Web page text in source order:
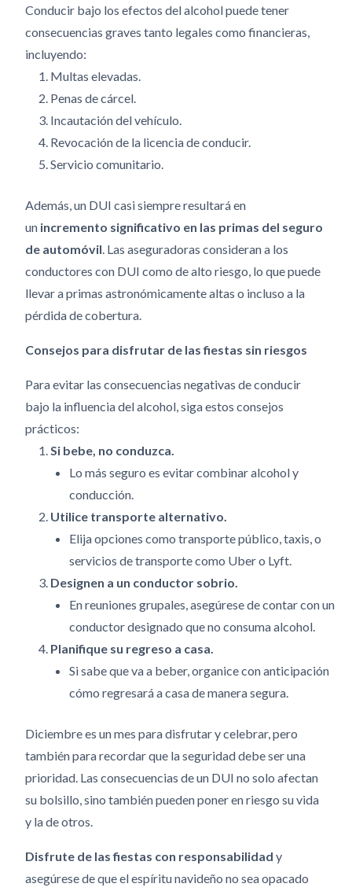
Conducir bajo los efectos del alcohol puede tener
consecuencias graves tanto legales como financieras,
incluyendo:
Multas elevadas.
Penas de cárcel.
Incautación del vehículo.
Revocación de la licencia de conducir.
Servicio comunitario.
Además, un DUI casi siempre resultará en
un incremento significativo en las primas del seguro
de automóvil. Las aseguradoras consideran a los
conductores con DUI como de alto riesgo, lo que puede
llevar a primas astronómicamente altas o incluso a la
pérdida de cobertura.
Consejos para disfrutar de las fiestas sin riesgos
Para evitar las consecuencias negativas de conducir
bajo la influencia del alcohol, siga estos consejos
prácticos:
Si bebe, no conduzca.
Lo más seguro es evitar combinar alcohol y
conducción.
Utilice transporte alternativo.
Elija opciones como transporte público, taxis, o
servicios de transporte como Uber o Lyft.
Designen a un conductor sobrio.
En reuniones grupales, asegúrese de contar con un
conductor designado que no consuma alcohol.
Planifique su regreso a casa.
Si sabe que va a beber, organice con anticipación
cómo regresará a casa de manera segura.
Diciembre es un mes para disfrutar y celebrar, pero
también para recordar que la seguridad debe ser una
prioridad. Las consecuencias de un DUI no solo afectan
su bolsillo, sino también pueden poner en riesgo su vida
y la de otros.
Disfrute de las fiestas con responsabilidad y
asegúrese de que el espíritu navideño no sea opacado